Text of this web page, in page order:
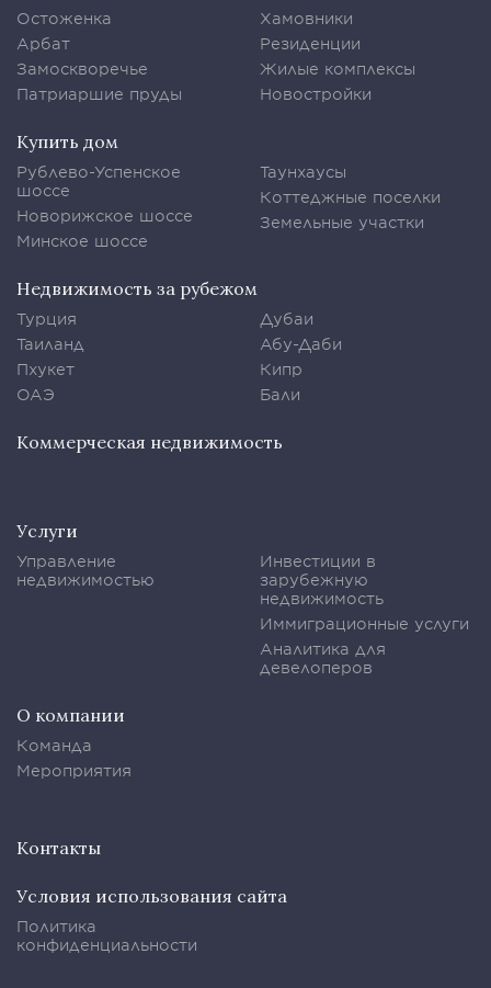
Остоженка
Арбат
Замоскворечье
Патриаршие пруды
Хамовники
Резиденции
Жилые комплексы
Новостройки
Купить дом
Рублево-Успенское
шоссе
Новорижское шоссе
Минское шоссе
Таунхаусы
Коттеджные поселки
Земельные участки
Недвижимость за рубежом
Турция
Таиланд
Пхукет
ОАЭ
Дубаи
Абу-Даби
Кипр
Бали
Коммерческая недвижимость
Услуги
Управление
недвижимостью
Инвестиции в
зарубежную
недвижимость
Иммиграционные услуги
Аналитика для
девелоперов
О компании
Команда
Мероприятия
Контакты
Условия использования сайта
Политика
конфиденциальности